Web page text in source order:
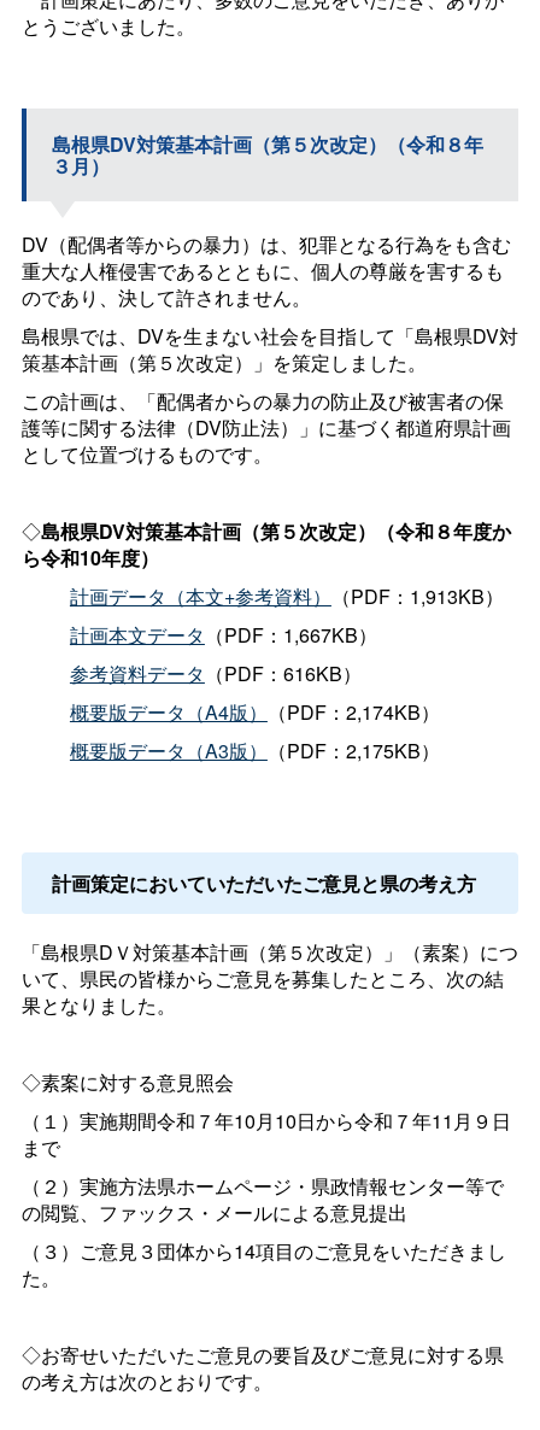
とうございました。
島根県DV対策基本計画（第５次改定）（令和８年
３月）
DV（配偶者等からの暴力）は、犯罪となる行為をも含む
重大な人権侵害であるとともに、個人の尊厳を害するも
のであり、決して許されません。
島根県では、DVを生まない社会を目指して「島根県DV対
策基本計画（第５次改定）」を策定しました。
この計画は、「配偶者からの暴力の防止及び被害者の保
護等に関する法律（DV防止法）」に基づく都道府県計画
として位置づけるものです。
◇島根県DV対策基本計画（第５次改定）（令和８年度か
ら令和10年度）
計画データ（本文+参考資料）
（PDF：1,913KB）
計画本文データ （PDF：1,667KB）
参考資料データ （PDF：616KB）
概要版データ（A4版）
（PDF：2,174KB）
概要版データ（A3版）
（PDF：2,175KB）
計画策定においていただいたご意見と県の考え方
「島根県DＶ対策基本計画（第５次改定）」（素案）につ
いて、県民の皆様からご意見を募集したところ、次の結
果となりました。
◇素案に対する意見照会
（１）実施期間令和７年10月10日から令和７年11月９日
まで
（２）実施方法県ホームページ・県政情報センター等で
の閲覧、ファックス・メールによる意見提出
（３）ご意見３団体から14項目のご意見をいただきまし
た。
◇お寄せいただいたご意見の要旨及びご意見に対する県
の考え方は次のとおりです。